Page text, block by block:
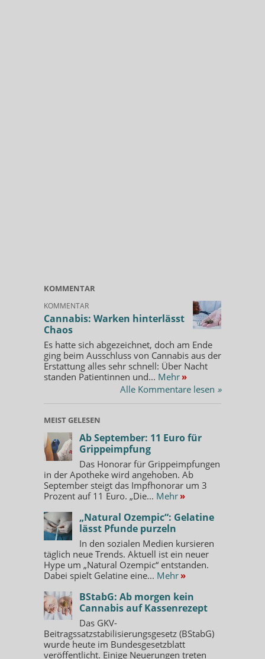
KOMMENTAR
KOMMENTAR
Cannabis: Warken hinterlässt
Chaos
Es hatte sich abgezeichnet, doch am Ende
ging beim Ausschluss von Cannabis aus der
Erstattung alles sehr schnell: Über Nacht
standen Patientinnen und... Mehr »
Alle Kommentare lesen »
MEIST GELESEN
Ab September: 11 Euro für
Grippeimpfung
Das Honorar für Grippeimpfungen
in der Apotheke wird angehoben. Ab
September steigt das Impfhonorar um 3
Prozent auf 11 Euro. „Die... Mehr »
„Natural Ozempic“: Gelatine
lässt Pfunde purzeln
In den sozialen Medien kursieren
täglich neue Trends. Aktuell ist ein neuer
Hype um „Natural Ozempic“ entstanden.
Dabei spielt Gelatine eine... Mehr »
BStabG: Ab morgen kein
Cannabis auf Kassenrezept
Das GKV-
Beitragssatzstabilisierungsgesetz (BStabG)
wurde heute im Bundesgesetzblatt
veröffentlicht. Einige Neuerungen treten